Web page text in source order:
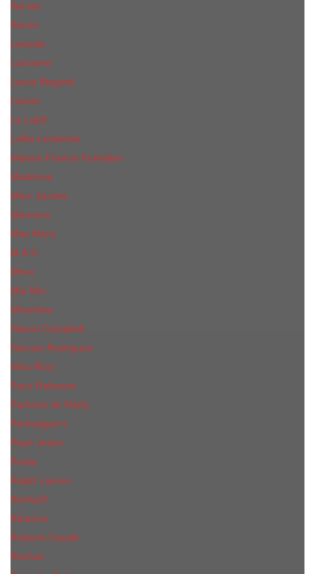
КиLian
Kenzo
Lacoste
Lancome
Laura Biagiotti
Lanvin
Lе Lab0
Lolita Lempicka
Maison Francis Kurkdjian
Madonna
Marc Jacobs
Mancera
Max Mara
M.А.C.
Mexx
Miu Miu
Mоsсhino
Naomi Campbell
Narciso Rodriguez
Nina Ricci
Paco Rabanne
Parfums de Marly
Penhaligon's
Pepe Jeans
Prada
Ralph Lauren
RicHarD
Rihanna
Roberto Cavalli
Rochas